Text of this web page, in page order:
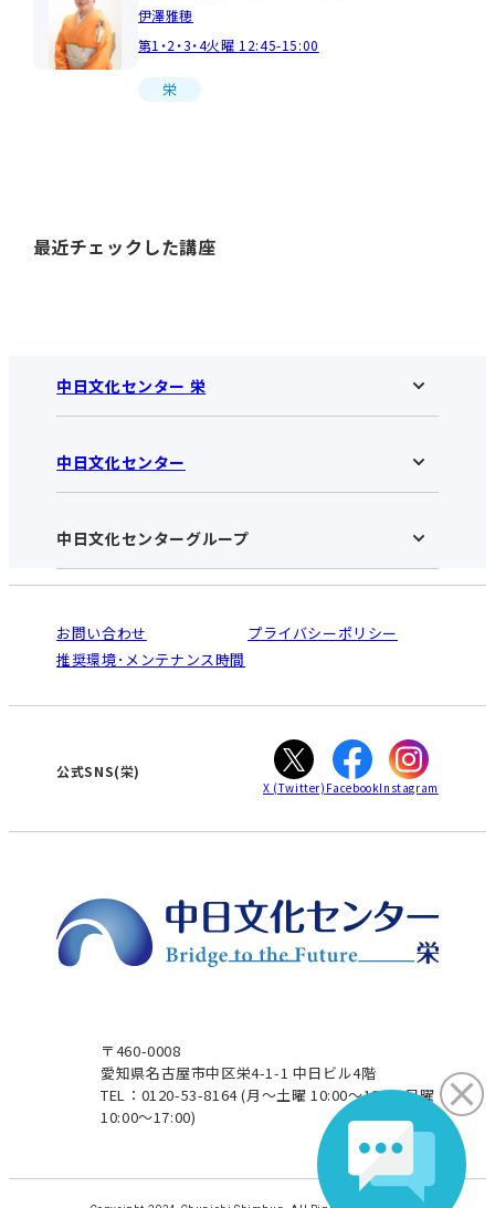
伊澤雅穂
第1・2・3・4火曜 12:45-15:00
栄
最近チェックした講座
中日文化センター 栄
中日文化センター 栄HOME
お知らせ
アクセス･営業時間
お申し込みの流れ
入会と受講のご案内
中日文化センター
中日文化センターHOME
中日文化センターとは
受講規約・会員特典
ご利用ガイド
オンライン講座受講の手順
WEBサイトのよくある質問
中日文化センターグループ
南大高
犬山
高蔵寺
大垣
津
お問い合わせ
プライバシーポリシー
推奨環境･メンテナンス時間
〒460-0008
愛知県名古屋市中区栄4-1-1 中日ビル4階
TEL：0120-53-8164(月～土曜 10:00～19:00 日曜
10:00～17:00)
公式SNS(栄)
X (Twitter) FacebookInstagram